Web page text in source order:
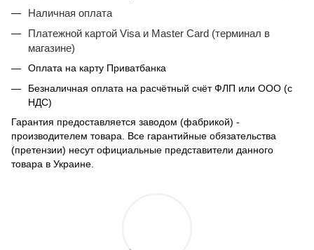
Наличная оплата
Платежной картой Visa и Master Card (терминал в
магазине)
Оплата на карту Приватбанка
Безналичная оплата на расчётный счёт ФЛП или ООО (с
НДС)
Гарантия предоставляется заводом (фабрикой) -
производителем товара. Все гарантийные обязательства
(претензии) несут официальные представители данного
товара в Украине.